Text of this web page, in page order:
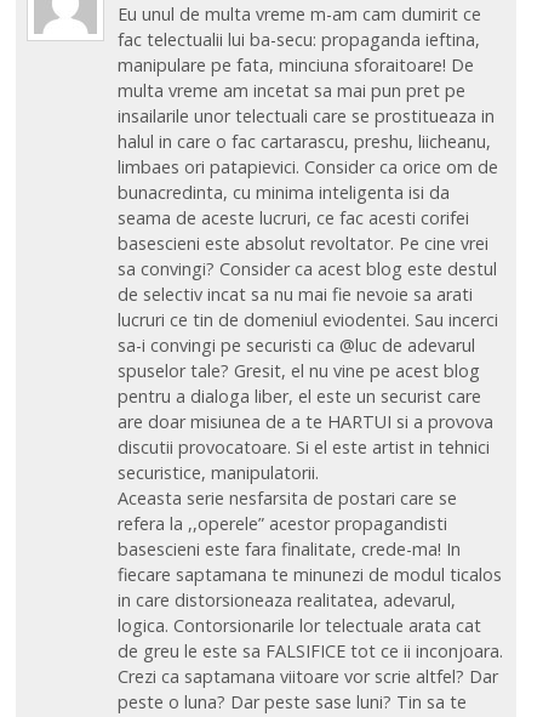
Eu unul de multa vreme m-am cam dumirit ce
fac telectualii lui ba-secu: propaganda ieftina,
manipulare pe fata, minciuna sforaitoare! De
multa vreme am incetat sa mai pun pret pe
insailarile unor telectuali care se prostitueaza in
halul in care o fac cartarascu, preshu, liicheanu,
limbaes ori patapievici. Consider ca orice om de
bunacredinta, cu minima inteligenta isi da
seama de aceste lucruri, ce fac acesti corifei
basescieni este absolut revoltator. Pe cine vrei
sa convingi? Consider ca acest blog este destul
de selectiv incat sa nu mai fie nevoie sa arati
lucruri ce tin de domeniul eviodentei. Sau incerci
sa-i convingi pe securisti ca @luc de adevarul
spuselor tale? Gresit, el nu vine pe acest blog
pentru a dialoga liber, el este un securist care
are doar misiunea de a te HARTUI si a provova
discutii provocatoare. Si el este artist in tehnici
securistice, manipulatorii.
Aceasta serie nesfarsita de postari care se
refera la ,,operele” acestor propagandisti
basescieni este fara finalitate, crede-ma! In
fiecare saptamana te minunezi de modul ticalos
in care distorsioneaza realitatea, adevarul,
logica. Contorsionarile lor telectuale arata cat
de greu le este sa FALSIFICE tot ce ii inconjoara.
Crezi ca saptamana viitoare vor scrie altfel? Dar
peste o luna? Dar peste sase luni? Tin sa te